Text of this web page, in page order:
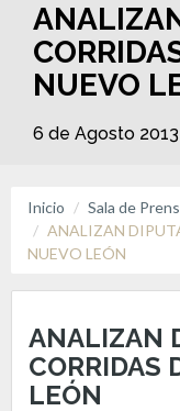
NUEVO
6 de Agosto 2013
Inicio
Sala de
ANALIZAN
NUEVO LEÓN
ANALIZAN
CORRIDAS
LEÓN